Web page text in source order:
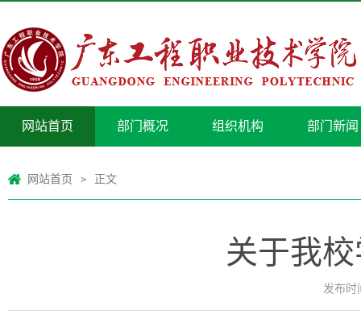
网站首页 部门概况 组织机构 部门新闻
网站首页 > 正文
关于我
发布时